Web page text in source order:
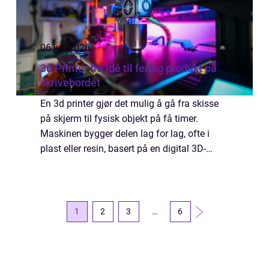
06 juli 2026
3d Printer fra idé til ferdig produkt på
skrivebordet
En 3d printer gjør det mulig å gå fra skisse
på skjerm til fysisk objekt på få timer.
Maskinen bygger delen lag for lag, ofte i
plast eller resin, basert på en digital 3D-
1 2 3 … 6